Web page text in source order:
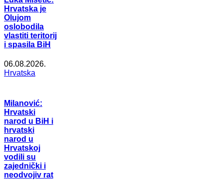
Hrvatska je
Olujom
oslobodila
vlastiti teritorij
i spasila BiH
06.08.2026.
Hrvatska
Milanović:
Hrvatski
narod u BiH i
hrvatski
narod u
Hrvatskoj
vodili su
zajednički i
neodvojiv rat